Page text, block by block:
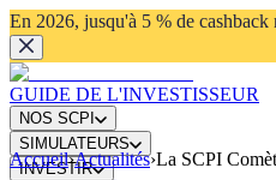
En 2026, jusqu'à 5 % de
GUIDE DE L'INVESTISSEUR
NOS SCPI
SIMULATEURS
INVESTIR
Accueil›Actualités›La SCPI